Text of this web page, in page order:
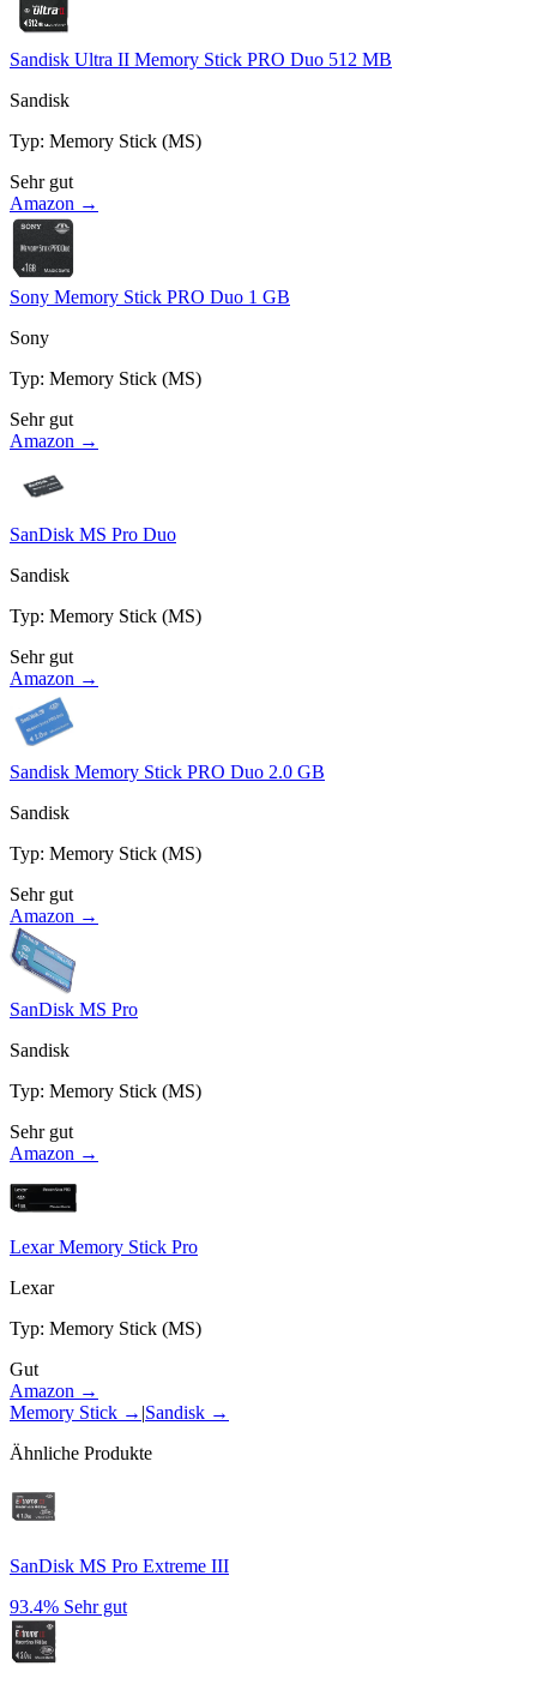
Sandisk Ultra II Memory Stick PRO Duo 512 MB
Sandisk
Typ: Memory Stick (MS)
Sehr gut
Amazon →
Sony Memory Stick PRO Duo 1 GB
Sony
Typ: Memory Stick (MS)
Sehr gut
Amazon →
SanDisk MS Pro Duo
Sandisk
Typ: Memory Stick (MS)
Sehr gut
Amazon →
Sandisk Memory Stick PRO Duo 2.0 GB
Sandisk
Typ: Memory Stick (MS)
Sehr gut
Amazon →
SanDisk MS Pro
Sandisk
Typ: Memory Stick (MS)
Sehr gut
Amazon →
Lexar Memory Stick Pro
Lexar
Typ: Memory Stick (MS)
Gut
Amazon →
Memory Stick → |Sandisk →
Ähnliche Produkte
SanDisk MS Pro Extreme III
93.4% Sehr gut